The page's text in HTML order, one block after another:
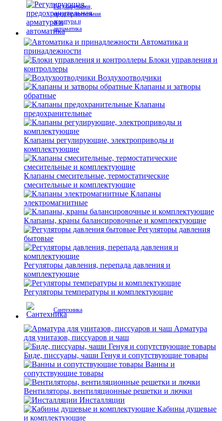
Регулирующая,
предохранительная
арматура и
автоматика
Автоматика и
принадлежности
Блоки управления и
контроллеры
Воздухоотводчики
Клапаны и затворы
обратные
Клапаны
предохранительные
Клапаны регулирующие, электроприводы и
комплектующие
Клапаны смесительные, термостатические
смесительные и комплектующие
Клапаны
электромагнитные
Клапаны, краны балансировочные и комплектующие
Регуляторы давления
бытовые
Регуляторы давления, перепада давления и
комплектующие
Регуляторы температуры и комплектующие
Сантехника
Арматура
для унитазов, писсуаров и чаш
Биде, писсуары, чаши Генуя и сопутствующие товары
Ванны и
сопутствующие товары
Вентиляторы, вентиляционные решетки и лючки
Инсталляции
Кабины душевые
и комплектующие